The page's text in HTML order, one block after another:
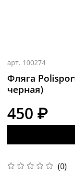
арт. 100274
Фляга
черная)
(0)
450 ₽